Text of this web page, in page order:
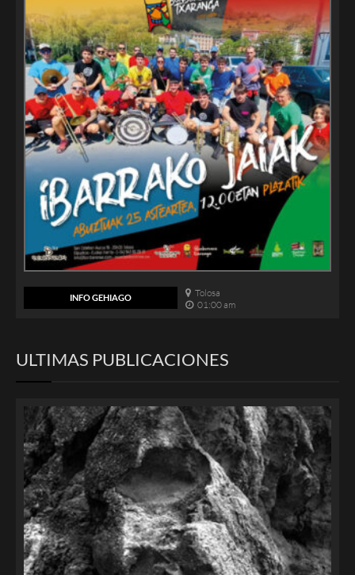
INFO GEHIAGO
Tolosa
01:00 am
ULTIMAS PUBLICACIONES